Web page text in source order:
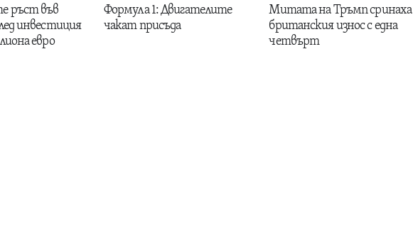
ръст във
инвестиция
евро
Формула 1: Двигателите
чакат присъда
Митата на Тръмп сринаха
британския износ с една
четвърт